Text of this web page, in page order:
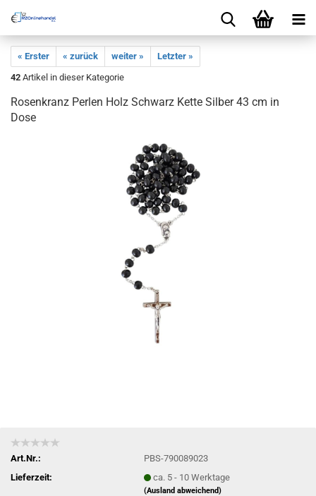
« Erster « zurück weiter »
Letzter »
42 Artikel in dieser Kategorie
Rosenkranz Perlen Holz Schwarz Kette Silber 43 cm in
Dose
Art.Nr.:
PBS-790089023
Lieferzeit:
ca. 5 - 10 Werktage
(Ausland abweichend)